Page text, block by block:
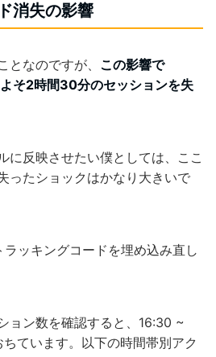
消失の影響
となのですが、 この影響で
そ2時間30分のセッションを失
に反映させたい僕としては、ここ
ったショックはかなり大きいで
ッキングコードを埋め込み直し
ョン数を確認すると、16:30 ~
ています。以下の時間帯別アク